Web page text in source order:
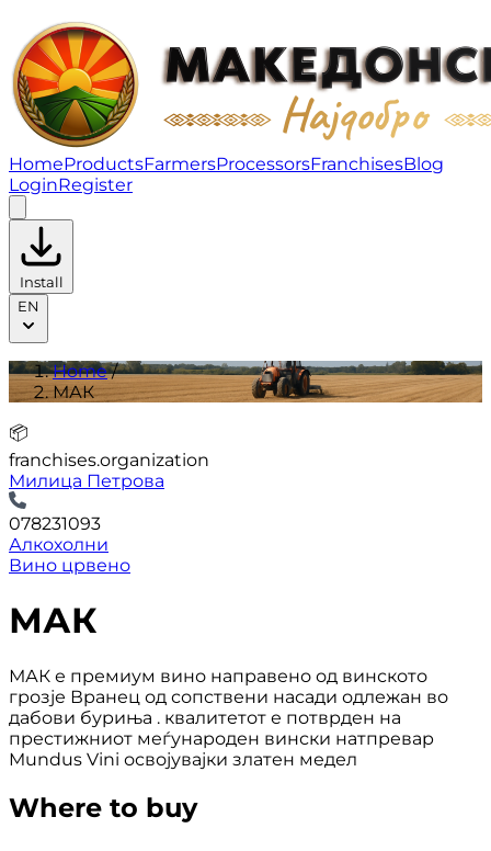
МАК | Products
HomeProductsFarmersProcessorsFranchisesBlog
LoginRegister
Install
EN
Home/
МАК
📦
franchises.organization
Милица Петрова
078231093
Алкохолни
Вино црвено
МАК
МАК е премиум вино направено од винското
грозје Вранец од сопствени насади одлежан во
дабови буриња . квалитетот е потврден на
престижниот меѓународен вински натпревар
Mundus Vini освојувајки златен медел
Where to buy